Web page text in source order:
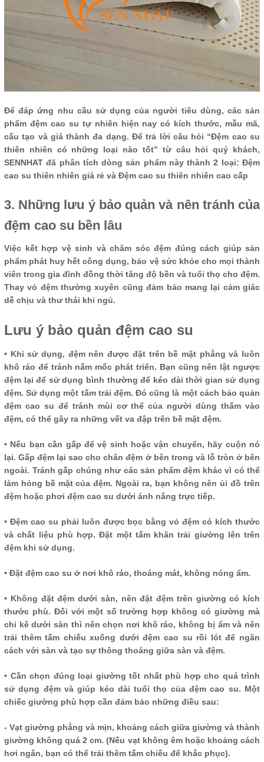
Để đáp ứng nhu cầu sử dụng của người tiêu dùng, các sản
phẩm đệm cao su tự nhiên hiện nay có kích thước, mẫu mã,
cấu tạo và giá thành đa dạng. Để trả lời câu hỏi “Đệm cao su
thiên nhiên có những loại nào tốt” từ câu hỏi quý khách,
SENNHAT đã phân tích dòng sản phẩm này thành 2 loại: Đệm
cao su thiên nhiên giá rẻ và Đệm cao su thiên nhiên cao cấp
3. Những lưu ý bảo quản và nên tránh của
đệm cao su bền lâu
Việc kết hợp vệ sinh và chăm sóc đệm đúng cách giúp sản
phẩm phát huy hết công dụng, bảo vệ sức khỏe cho mọi thành
viên trong gia đình đồng thời tăng độ bền và tuổi thọ cho đệm.
Thay vỏ đệm thường xuyên cũng đảm bảo mang lại cảm giác
dễ chịu và thư thái khi ngủ.
Lưu ý bảo quản đệm cao su
• Khi sử dụng, đệm nên được đặt trên bề mặt phẳng và luôn
khô ráo để tránh nấm mốc phát triển. Bạn cũng nên lật ngược
đệm lại để sử dụng bình thường để kéo dài thời gian sử dụng
đệm. Sử dụng một tấm trải đệm. Đó cũng là một cách bảo quản
đệm cao su để tránh mùi cơ thể của người dùng thấm vào
đệm, có thể gây ra những vết va đập trên bề mặt đệm.
• Nếu bạn cần gấp để vệ sinh hoặc vận chuyển, hãy cuộn nó
lại. Gấp đệm lại sao cho chân đệm ở bên trong và lỗ tròn ở bên
ngoài. Tránh gấp chúng như các sản phẩm đệm khác vì có thể
làm hỏng bề mặt của đệm. Ngoài ra, bạn không nên ủi đồ trên
đệm hoặc phơi đệm cao su dưới ánh nắng trực tiếp.
• Đệm cao su phải luôn được bọc bằng vỏ đệm có kích thước
và chất liệu phù hợp. Đặt một tấm khăn trải giường lên trên
đệm khi sử dụng.
• Đặt đệm cao su ở nơi khô ráo, thoáng mát, không nóng ẩm.
• Không đặt đệm dưới sàn, nên đặt đệm trên giường có kích
thước phù. Đối với một số trường hợp không có giường mà
chỉ kê dưới sàn thì nên chọn nơi khô ráo, không bị ẩm và nên
trải thêm tấm chiếu xuống dưới đệm cao su rồi lót để ngăn
cách với sàn và tạo sự thông thoáng giữa sàn và đệm.
• Cần chọn đúng loại giường tốt nhất phù hợp cho quá trình
sử dụng đệm và giúp kéo dài tuổi thọ của đệm cao su. Một
chiếc giường phù hợp cần đảm bảo những điều sau:
- Vạt giường phẳng và mịn, khoảng cách giữa giường và thành
giường không quá 2 cm. (Nếu vạt không êm hoặc khoảng cách
hơi ngắn, bạn có thể trải thêm tấm chiếu để khắc phục).